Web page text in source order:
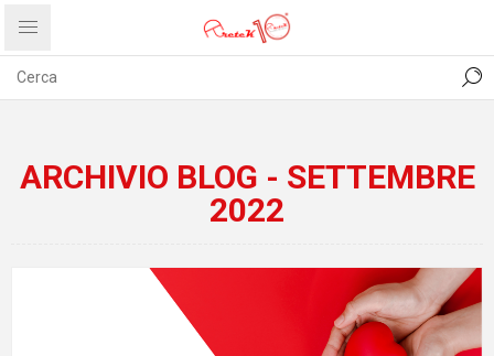
PRIVACY ABOUT US
ARCHIVIO BLOG - SETTEMBRE
2022